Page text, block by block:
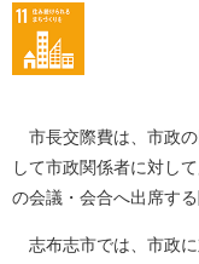
市長交際費は、市政
して市政関係者に対し
の会議・会合へ出席す
志布志市では、市政